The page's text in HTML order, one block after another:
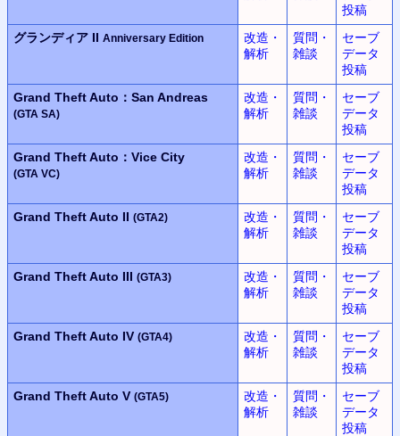
投稿
グランディア II Anniversary Edition
改造・
解析
質問・
雑談
セーブ
データ
投稿
Grand Theft Auto：San Andreas
(GTA SA)
改造・
解析
質問・
雑談
セーブ
データ
投稿
Grand Theft Auto：Vice City
(GTA VC)
改造・
解析
質問・
雑談
セーブ
データ
投稿
Grand Theft Auto II (GTA2)
改造・
解析
質問・
雑談
セーブ
データ
投稿
Grand Theft Auto III (GTA3)
改造・
解析
質問・
雑談
セーブ
データ
投稿
Grand Theft Auto IV (GTA4)
改造・
解析
質問・
雑談
セーブ
データ
投稿
Grand Theft Auto V (GTA5)
改造・
解析
質問・
雑談
セーブ
データ
投稿